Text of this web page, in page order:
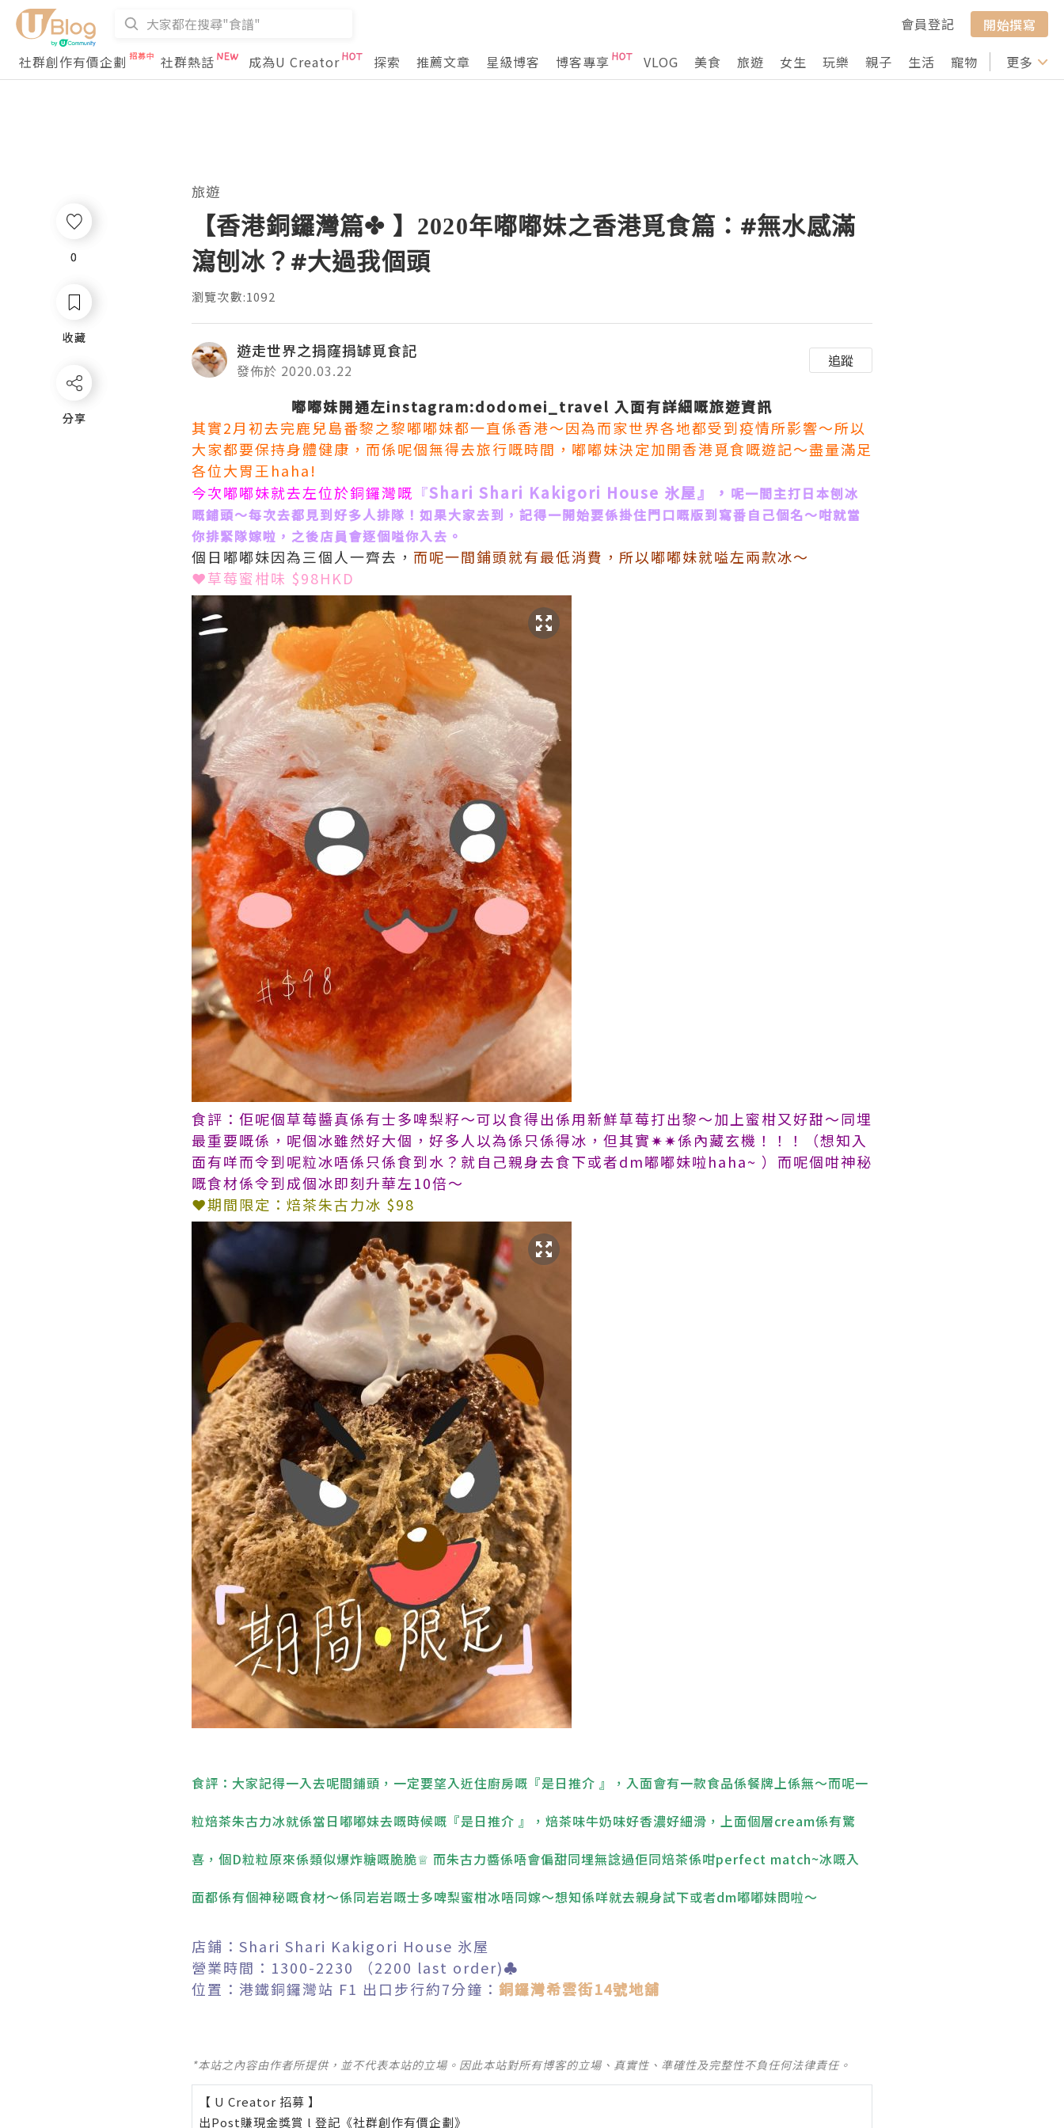
會員登記
開始撰寫
社群創作有價企劃
社群熱話 成為U Creator 探索 推薦文章 星級博客 博客專享 VLOG 美食 旅遊 女生 玩樂 親子 生活 寵物 行山 打卡
更多
0
收藏
分享
旅遊
【香港銅鑼灣篇✤ 】2020年嘟嘟妹之香港覓食篇：#無水感滿
瀉刨冰？#大過我個頭
瀏覽次數:1092
遊走世界之捐窿捐罅覓食記
發佈於 2020.03.22
追蹤
嘟嘟妹開通左instagram:dodomei_travel 入面有詳細嘅旅遊資訊
其實2月初去完鹿兒島番黎之黎嘟嘟妹都一直係香港～因為而家世界各地都受到疫情所影響～所以
大家都要保持身體健康，而係呢個無得去旅行嘅時間，嘟嘟妹決定加開香港覓食嘅遊記～盡量滿足
各位大胃王haha!
今次嘟嘟妹就去左位於銅鑼灣嘅 『Shari Shari Kakigori House 氷屋』， 呢一間主打日本刨冰
嘅鋪頭～每次去都見到好多人排隊！如果大家去到，記得一開始要係掛住門口嘅版到寫番自己個名～咁就當
你排緊隊嫁啦，之後店員會逐個嗌你入去。
個日嘟嘟妹因為三個人一齊去， 而呢一間鋪頭就有最低消費，所以嘟嘟妹就嗌左兩款冰～
❤草莓蜜柑味 $98HKD
食評：佢呢個草莓醬真係有士多啤梨籽～可以食得出係用新鮮草莓打出黎～加上蜜柑又好甜～同埋
最重要嘅係，呢個冰雖然好大個，好多人以為係只係得冰，但其實✷✷係內藏玄機！！！（想知入
面有咩而令到呢粒冰唔係只係食到水？就自己親身去食下或者dm嘟嘟妹啦haha~ ）而呢個咁神秘
嘅食材係令到成個冰即刻升華左10倍～
❤期間限定：焙茶朱古力冰 $98
食評：大家記得一入去呢間鋪頭，一定要望入近住廚房嘅『是日推介 』，入面會有一款食品係餐牌上係無～而呢一
粒焙茶朱古力冰就係當日嘟嘟妹去嘅時候嘅 『是日推介 』，焙茶味牛奶味好香濃好細滑，上面個層cream係有驚
喜，個D粒粒原來係類似爆炸糖嘅脆脆♕ 而朱古力醬係唔會偏甜同埋無諗過佢同焙茶係咁perfect match~冰嘅入
面都係有個神秘嘅食材～係同岩岩嘅士多啤梨蜜柑冰唔同嫁～想知係咩就去親身試下或者dm嘟嘟妹問啦～
店鋪：Shari Shari Kakigori House 氷屋
營業時間：1300-2230 （2200 last order)♣
位置：港鐵銅鑼灣站 F1 出口步行約7分鐘： 銅鑼灣希雲街14號地舖
*本站之內容由作者所提供，並不代表本站的立場。因此本站對所有博客的立場、真實性、準確性及完整性不負任何法律責任。
【 U Creator 招募 】
出Post賺現金獎賞 l 登記《社群創作有價企劃》
0
收藏
分享